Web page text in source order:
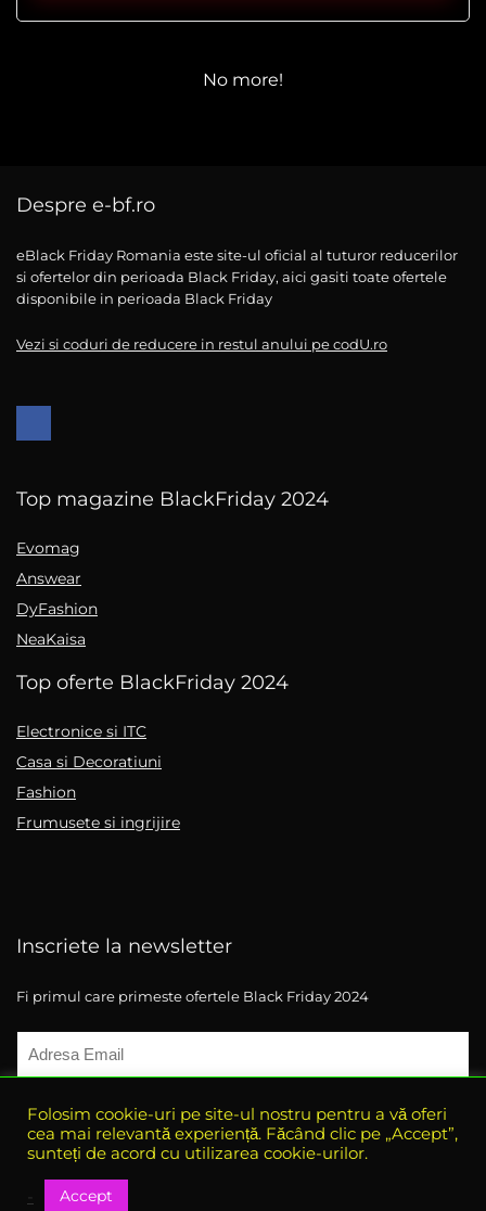
No more!
Despre e-bf.ro
eBlack Friday Romania este site-ul oficial al tuturor reducerilor
si ofertelor din perioada Black Friday, aici gasiti toate ofertele
disponibile in perioada Black Friday
Vezi si coduri de reducere in restul anului pe codU.ro
Top magazine BlackFriday 2024
Evomag
Answear
DyFashion
NeaKaisa
Top oferte BlackFriday 2024
Electronice si ITC
Casa si Decoratiuni
Fashion
Frumusete si ingrijire
Inscriete la newsletter
Fi primul care primeste ofertele Black Friday 2024
Folosim cookie-uri pe site-ul nostru pentru a vă oferi
cea mai relevantă experiență. Făcând clic pe „Accept”,
sunteți de acord cu utilizarea cookie-urilor.
Accept